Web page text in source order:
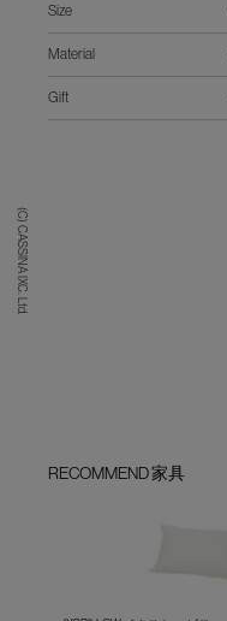
(C) CASSINA IXC. Ltd.
Size
Material
Gift
RECOMMEND 家具